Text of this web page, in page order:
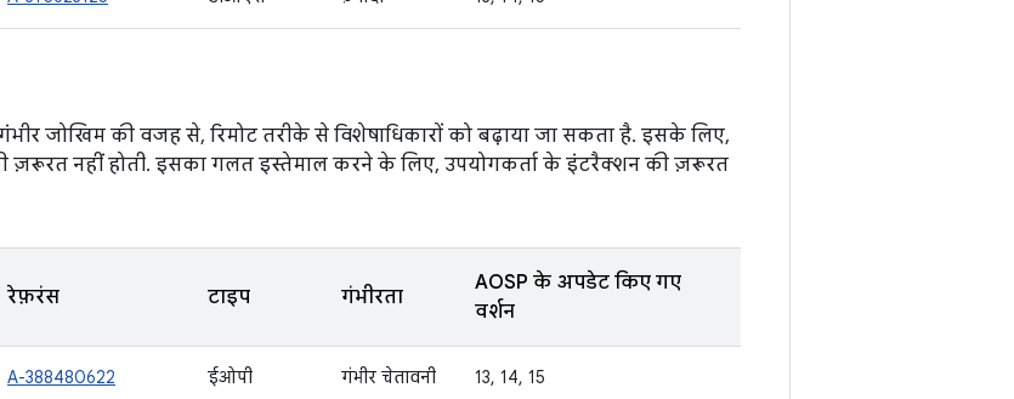
जोखिम की वजह से, रिमोट तरीके से विशेषाधिकारों को बढ़ाया जा सकता है. इसके लिए,
ज़रूरत नहीं होती. इसका गलत इस्तेमाल करने के लिए, उपयोगकर्ता के इंटरैक्शन की ज़रूरत
रेफ़रंस टाइप गंभीरता
AOSP के अपडेट किए गए
वर्शन
A-388480622 ईओपी गंभीर चेतावनी 13, 14, 15